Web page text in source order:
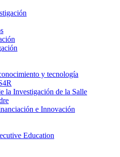
y tecnología
la Investigación de la Salle
e Innovación
Education